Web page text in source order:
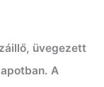
üvegezett
A